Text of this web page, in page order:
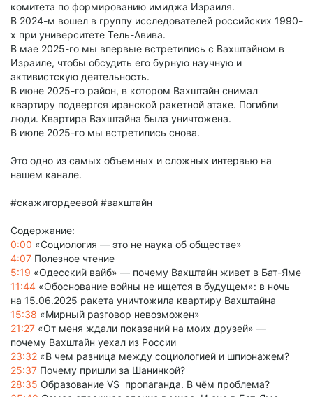
комитета по формированию имиджа Израиля.
В 2024-м вошел в группу исследователей российских 1990-
х при университете Тель-Авива.
В мае 2025-го мы впервые встретились с Вахштайном в
Израиле, чтобы обсудить его бурную научную и
активистскую деятельность.
В июне 2025-го район, в котором Вахштайн снимал
квартиру подвергся иранской ракетной атаке. Погибли
люди. Квартира Вахштайна была уничтожена.
В июле 2025-го мы встретились снова.
Это одно из самых объемных и сложных интервью на
нашем канале.
#скажигордеевой #вахштайн
Содержание:
0:00 «Социология — это не наука об обществе»
4:07 Полезное чтение
5:19 «Одесский вайб» — почему Вахштайн живет в Бат-Яме
11:44 «Обоснование войны не ищется в будущем»: в ночь
на 15.06.2025 ракета уничтожила квартиру Вахштайна
15:38 «Мирный разговор невозможен»
21:27 «От меня ждали показаний на моих друзей» —
почему Вахштайн уехал из России
23:32 «В чем разница между социологией и шпионажем?
25:37 Почему пришли за Шанинкой?
28:35 Образование VS пропагандa. В чём проблема?